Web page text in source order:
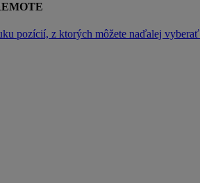
pozícií, z ktorých môžete naďalej